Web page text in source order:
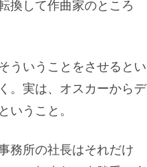
換して作曲家のところ
ういうことをさせるとい
。実は、オスカーからデ
いうこと。
務所の社長はそれだけ